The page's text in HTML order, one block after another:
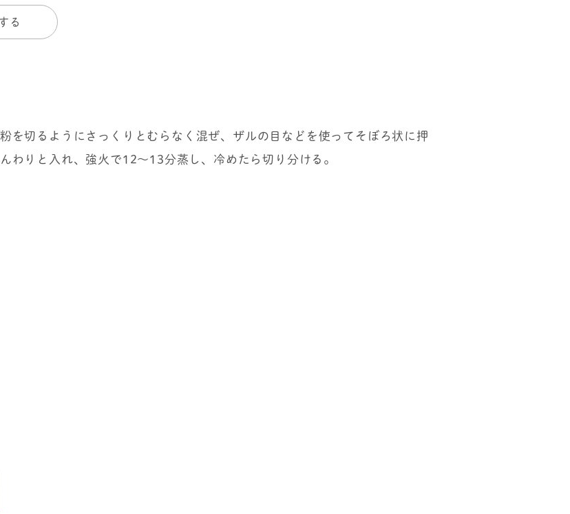
る
を切るようにさっくりとむらなく混ぜ、ザルの目などを使ってそぼろ状に押
わりと入れ、強火で12～13分蒸し、冷めたら切り分ける。